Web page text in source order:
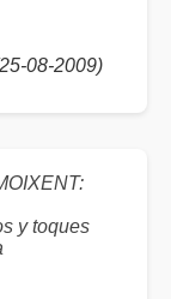
08-2009)
y toques